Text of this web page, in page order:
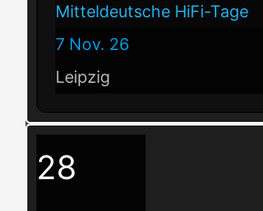
Mitteldeutsche HiFi-Tage
7 Nov. 26
Leipzig
28